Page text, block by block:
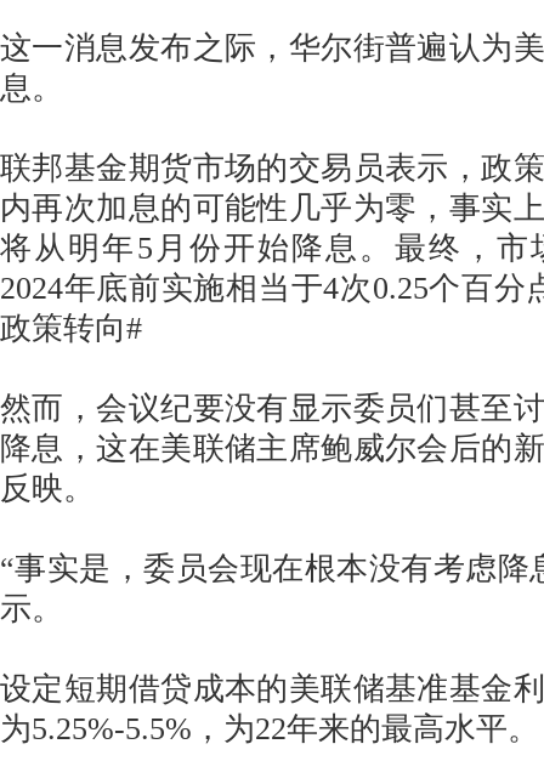
这一消息发布之际，华尔街普遍认为
息。
联邦基金期货市场的交易员表示，政
内再次加息的可能性几乎为零，事实
将从明年5月份开始降息。最终，市
2024年底前实施相当于4次0.25个百分
政策转向#
然而，会议纪要没有显示委员们甚至
降息，这在美联储主席鲍威尔会后的
反映。
“事实是，委员会现在根本没有考虑降
示。
设定短期借贷成本的美联储基准基金
为5.25%-5.5%，为22年来的最高水平。